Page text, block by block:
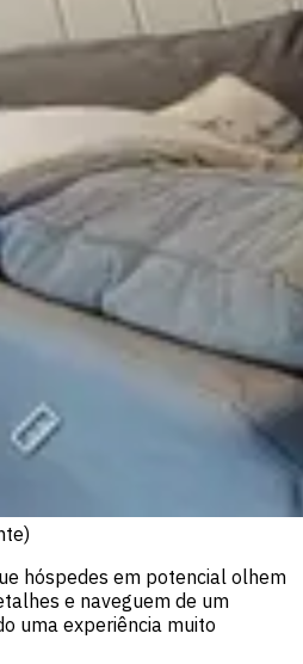
hóspedes em potencial olhem
e naveguem de um
uma experiência muito